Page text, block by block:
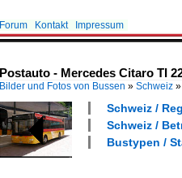
Forum Kontakt Impressum
Postauto - Mercedes Citaro TI
Bilder und Fotos von Bussen » Schweiz »
Schweiz /
Schweiz /
Bustypen /